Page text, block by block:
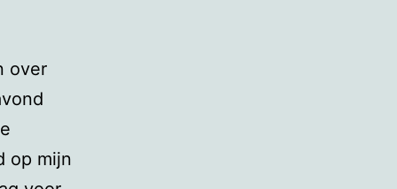
over
op mijn